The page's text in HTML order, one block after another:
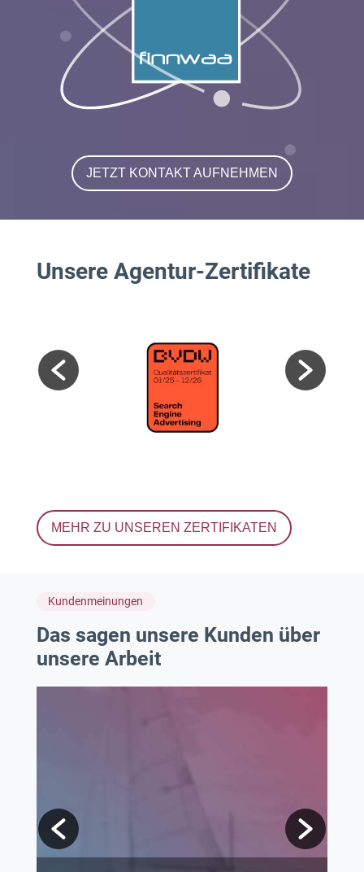
JETZT KONTAKT AUFNEHMEN
Unsere Agentur-Zertifikate
MEHR ZU UNSEREN ZERTIFIKATEN
Kundenmeinungen
Das sagen unsere Kunden über
unsere Arbeit